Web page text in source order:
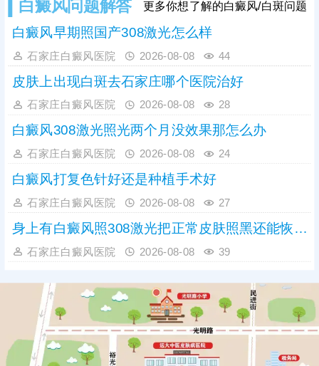
度。因此，发现初期模糊白斑需高度
重视，务必尽早到正规
白癜风问题解答 更多你想了解的白癜风/白斑问题
白癜风早期照国产308激光怎么样
石家庄白癜风医院 2026-08-08 44
皮肤上出现白斑去石家庄哪个医院治好
石家庄白癜风医院 2026-08-08 28
白癜风308激光照光两个月没效果那怎么办
石家庄白癜风医院 2026-08-08 24
白癜风打复色针好还是种植手术好
石家庄白癜风医院 2026-08-08 27
身上有白癜风照308激光把正常皮肤照黑还能恢复吗
石家庄白癜风医院 2026-08-08 39